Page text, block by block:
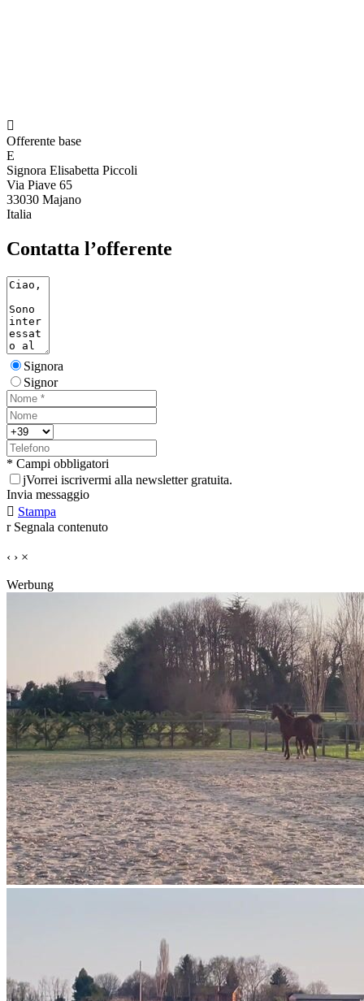

Offerente base
E
Signora Elisabetta Piccoli
Via Piave 65
33030 Majano
Italia
Contatta l’offerente
Signora
Signor
* Campi obbligatori
jVorrei iscrivermi alla newsletter gratuita.
Invia messaggio
 Stampa
r Segnala contenuto
‹ › ×
Werbung